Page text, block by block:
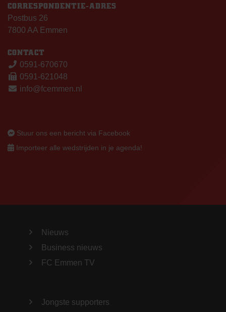
CORRESPONDENTIE-ADRES
Postbus 26
7800 AA Emmen
CONTACT
0591-670670
0591-621048
info@fcemmen.nl
Stuur ons een bericht via Facebook
Importeer alle wedstrijden in je agenda!
Nieuws
Business nieuws
FC Emmen TV
Jongste supporters